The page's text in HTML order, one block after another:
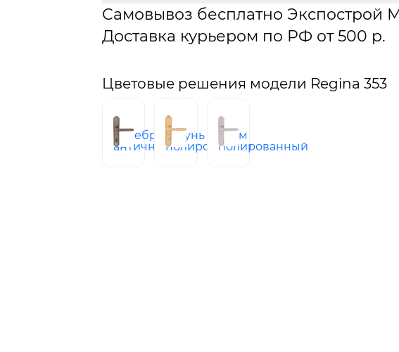
Самовывоз бесплатно Экспострой
Доставка курьером по РФ от 500 р.
Цветовые решения модели Regina 353
серебро
античное
латунь
полированная
хром
полированный